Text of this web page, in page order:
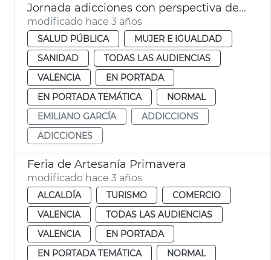
Jornada adicciones con perspectiva de género
modificado hace 3 años
SALUD PÚBLICA
MUJER E IGUALDAD
SANIDAD
TODAS LAS AUDIENCIAS
VALENCIA
EN PORTADA
EN PORTADA TEMÁTICA
NORMAL
EMILIANO GARCÍA
ADDICCIONS
ADICCIONES
Feria de Artesanía Primavera
modificado hace 3 años
ALCALDÍA TURISMO
COMERCIO
VALENCIA
TODAS LAS AUDIENCIAS
VALENCIA
EN PORTADA
EN PORTADA TEMÁTICA
NORMAL